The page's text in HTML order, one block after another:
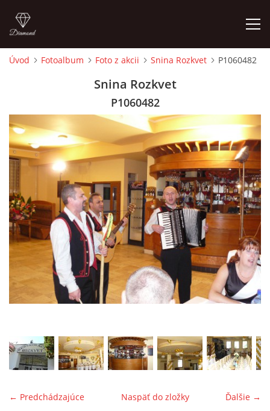
FOTOALBUM
AUDIO - VIDEO
VIDEOKLIPY
NÁVŠTEVNÁ KNIHA
ONÁS
Úvod Fotoalbum Foto z akcii Snina Rozkvet P1060482
Snina Rozkvet
P1060482
← Predchádzajúce Ďalšie →
Naspäť do zložky